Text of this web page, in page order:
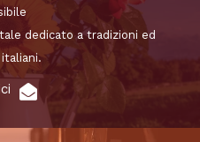
dedicato a tradizioni ed